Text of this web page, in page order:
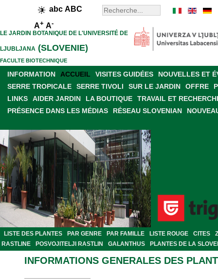
abc ABC
A+ A-
LE JARDIN BOTANIQUE DE L'UNIVERSITÉ DE
LJUBLJANA (SLOVENIE)
FACULTE BIOTECHNIQUE
INFORMATION ACCUEIL VISITES GUIDÉES
NOUVELLES ET
SERRE TROPICALE
SERRE TIVOLI SUR LE JARDIN OFFRE
LINKS
AIDER JARDIN LA BOUTIQUE
TRAVAIL ET
PRÉSENCE DANS LES MÉDIAS
RÉSEAU SLOVENIAN
LISTE DES PLANTES PAR GENRE PAR FAMILLE LISTE ROUGE CITES
RASTLINE
POSVOJITELJI RASTLIN GALANTHUS PLANTES DE LA
INFORMATIONS GENERALES DES